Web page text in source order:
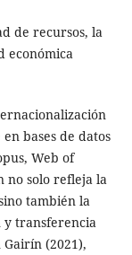
de recursos, la
económica
bases de datos
Web of
no solo refleja la
también la
y transferencia
(2021),